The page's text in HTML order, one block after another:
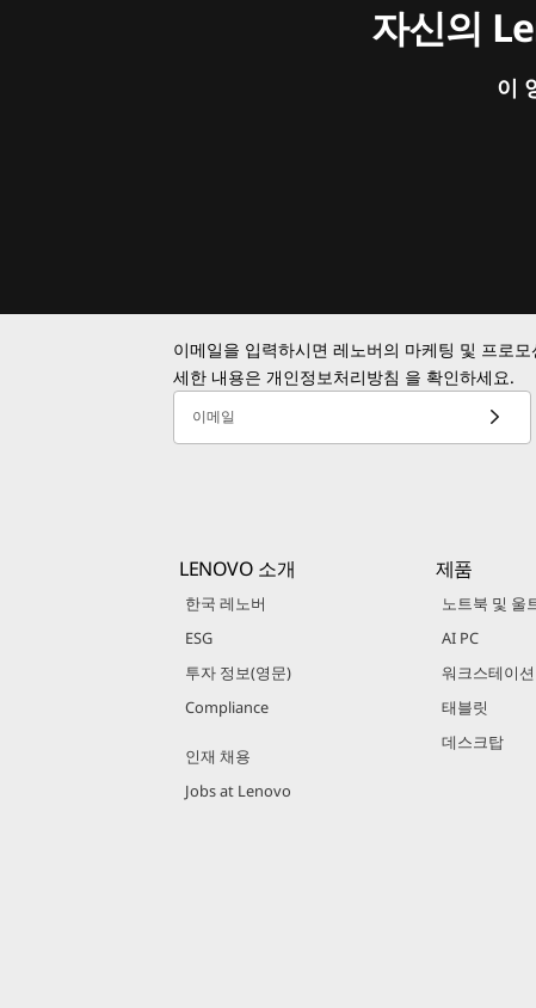
자신의
이
이메일을 입력하시면 레노버의 마케팅 및 프로
세한 내용은 개인정보처리방침 을 확인하세요.
이메일
LENOVO 소개
한국 레노버
ESG
투자 정보(영문)
Compliance
인재 채용
Jobs at Lenovo
제품
노트북 및 울
AI PC
워크스테이션
태블릿
데스크탑